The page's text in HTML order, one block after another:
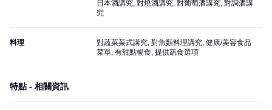
日本酒講究, 對燒酒講究, 對葡萄酒講究, 對調酒講
究
料理
對蔬菜菜式講究, 對魚類料理講究, 健康/美容食品
菜單, 有甜點暢食, 提供蔬食選項
特點 - 相關資訊